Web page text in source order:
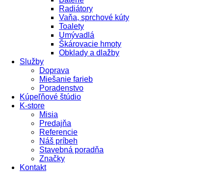
Radiátory
Vaňa, sprchové kúty
Toalety
Umývadlá
Škárovacie hmoty
Obklady a dlažby
Služby
Doprava
Miešanie farieb
Poradenstvo
Kúpeľňové štúdio
K-store
Misia
Predajňa
Referencie
Náš príbeh
Stavebná poradňa
Značky
Kontakt